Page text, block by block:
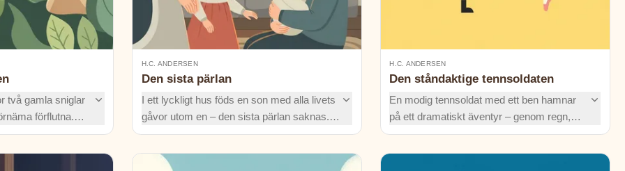
två gamla sniglar
förflutna.
en liten
växa?
H.C. ANDERSEN
Den sista pärlan
I ett lyckligt hus föds en son med alla livets
gåvor utom en – den sista pärlan saknas.
Kan barnets skyddsängel hitta den mäktiga
feen och få pärlan?
H.C. ANDERSEN
Den ståndaktige tennsoldaten
En modig tennsoldat med ett ben hamnar
på ett dramatiskt äventyr – genom regn,
avlopp och till och med en fisks mage –
innan han äntligen hittar hem igen. Men när